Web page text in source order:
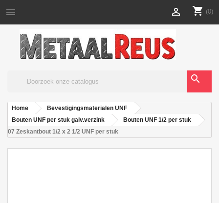
 shopping_cart (0)

search
Home
Bevestigingsmaterialen UNF
Bouten UNF per stuk galv.verzink
Bouten UNF 1/2 per stuk
07 Zeskantbout 1/2 x 2 1/2 UNF per stuk